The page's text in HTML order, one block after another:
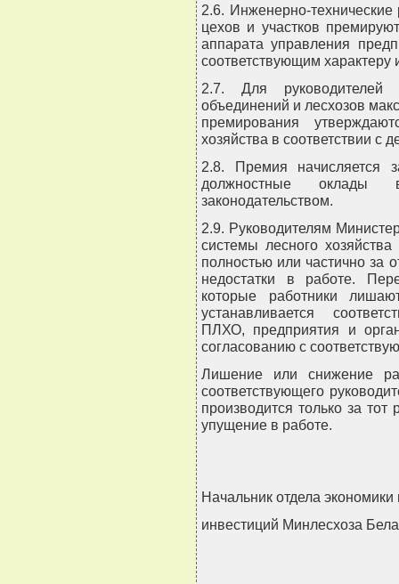
2.6. Инженерно-
цехов и участков
аппарата управления
соответствующим характеру
2.7. Для руководителей
объединений и лесхозов
премирования
хозяйства в соответствии с
2.8. Премия начисляется
должностные оклады
законодательством.
2.9. Руководителям
системы лесного
полностью или частично за
недостатки в работе.
которые работники
устанавливается
ПЛХО, предприятия и
согласованию с
Лишение или снижение
соответствующего
производится только за
упущение в работе.
Начальник отдела экономики
инвестиций Минлесхоза